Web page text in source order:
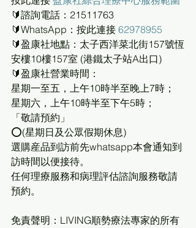
🔰諮詢電話：21511763
🔰WhatsApp：按此連接 62978955
🔰盈康社地點：太子西洋菜北街157號恆
安樓10樓157室 (港鐵太子站A出口)
🔰盈康社營業時間：
星期一至五，上午10時半至晚上7時；
星期六，上午10時半至下午5時；
「敬請預約」
⭕(星期日及公眾假期休息)
選購産品到訪前先whatsapp本會通知到
訪時間以便接待。
任何理療服務和病理評估諮詢服務敬請
預約。
免責聲明：LIVING順勢療法專家的所有